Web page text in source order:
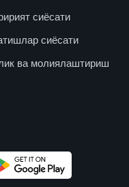
сиёсати
сиёсати
ва молиялаштириш